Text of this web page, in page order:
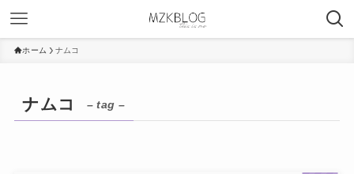
ホーム ナムコ
ナムコ – tag –